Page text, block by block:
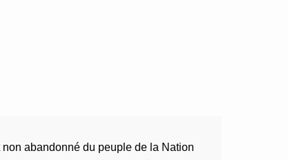
abandonné du peuple de la Nation